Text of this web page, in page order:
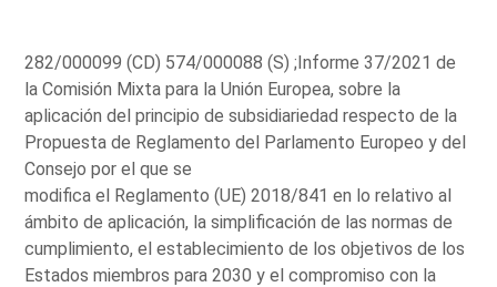
282/000099 (CD) 574/000088 (S) ;Informe 37/2021 de
la Comisión Mixta para la Unión Europea, sobre la
aplicación del principio de subsidiariedad respecto de la
Propuesta de Reglamento del Parlamento Europeo y del
Consejo por el que se
modifica el Reglamento (UE) 2018/841 en lo relativo al
ámbito de aplicación, la simplificación de las normas de
cumplimiento, el establecimiento de los objetivos de los
Estados miembros para 2030 y el compromiso con la